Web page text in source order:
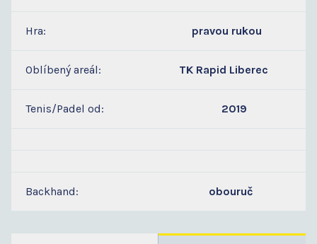
Hra: pravou rukou
Oblíbený areál: TK Rapid Liberec
Tenis/Padel od: 2019
Backhand: obouruč